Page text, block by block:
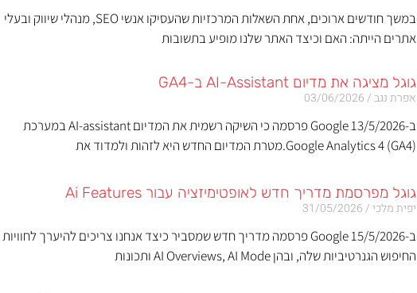
במשך חודשים ארוכים, אחת השאלות המרכזיות שהעסיקו אנשי SEO, מנהלי שיווק ובעלי
אתרים הייתה: האם וכיצד האתר שלנו מופיע בתשובות
גוגל מציגה את מדיום AI-Assistant ב-GA4
אפרת נגב
ב-13/5/2026 Google פרסמה כי השיקה רשמית את המדיום AI-assistant במערכת
(Google Analytics 4 (GA4.מטרת המדיום החדש היא לזהות ולמדוד את
גוגל מפרסמת מדריך חדש לאופטימיזציה עבור Ai Features
יפית מלכי
ב-15/5/2026 Google פרסמה מדריך חדש שמסביר כיצד אנחנו צריכים להיערך לחוויות
החיפוש הגנרטיביות שלה, ובהן AI Overviews, AI Mode ותכונות